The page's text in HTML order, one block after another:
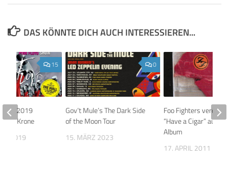
DAS KÖNNTE DICH AUCH INTERESSIEREN...
0
Gov’t Mule’s The Dark Side
of the Moon Tour
15. MÄRZ 2023
Foo Fighters
“Have a Cigar” auf
Album
17. APRIL 2011
15
Krone
2019